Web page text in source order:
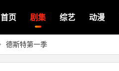
首页 剧集 综艺 动漫
德斯特第一季